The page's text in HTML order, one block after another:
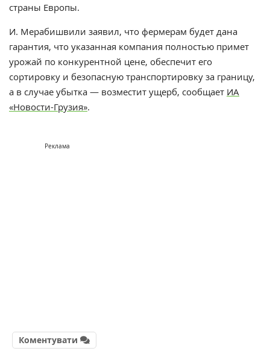
страны Европы.
И. Мерабишвили заявил, что фермерам будет дана
гарантия, что указанная компания полностью примет
урожай по конкурентной цене, обеспечит его
сортировку и безопасную транспортировку за границу,
а в случае убытка — возместит ущерб, сообщает ИА
«Новости-Грузия».
Реклама
Коментувати